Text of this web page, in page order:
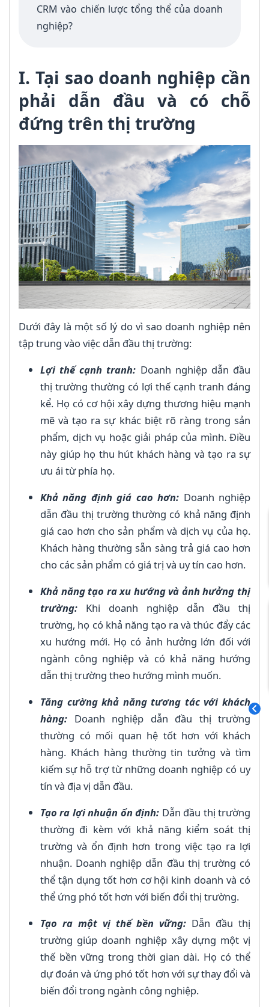
CRM vào chiến lược tổng thể của doanh
nghiệp?
I. Tại sao doanh nghiệp cần
phải dẫn đầu và có chỗ
đứng trên thị trường
Dưới đây là một số lý do vì sao doanh nghiệp nên
tập trung vào việc dẫn đầu thị trường:
Lợi thế cạnh tranh: Doanh nghiệp dẫn đầu
thị trường thường có lợi thế cạnh tranh đáng
kể. Họ có cơ hội xây dựng thương hiệu mạnh
mẽ và tạo ra sự khác biệt rõ ràng trong sản
phẩm, dịch vụ hoặc giải pháp của mình. Điều
này giúp họ thu hút khách hàng và tạo ra sự
ưu ái từ phía họ.
Khả năng định giá cao hơn: Doanh nghiệp
dẫn đầu thị trường thường có khả năng định
giá cao hơn cho sản phẩm và dịch vụ của họ.
Khách hàng thường sẵn sàng trả giá cao hơn
cho các sản phẩm có giá trị và uy tín cao hơn.
Khả năng tạo ra xu hướng và ảnh hưởng thị
trường: Khi doanh nghiệp dẫn đầu thị
trường, họ có khả năng tạo ra và thúc đẩy các
xu hướng mới. Họ có ảnh hưởng lớn đối với
ngành công nghiệp và có khả năng hướng
dẫn thị trường theo hướng mình muốn.
Tăng cường khả năng tương tác với khách
hàng: Doanh nghiệp dẫn đầu thị trường
thường có mối quan hệ tốt hơn với khách
hàng. Khách hàng thường tin tưởng và tìm
kiếm sự hỗ trợ từ những doanh nghiệp có uy
tín và địa vị dẫn đầu.
Tạo ra lợi nhuận ổn định: Dẫn đầu thị trường
thường đi kèm với khả năng kiểm soát thị
trường và ổn định hơn trong việc tạo ra lợi
nhuận. Doanh nghiệp dẫn đầu thị trường có
thể tận dụng tốt hơn cơ hội kinh doanh và có
thể ứng phó tốt hơn với biến đổi thị trường.
Tạo ra một vị thế bền vững: Dẫn đầu thị
trường giúp doanh nghiệp xây dựng một vị
thế bền vững trong thời gian dài. Họ có thể
dự đoán và ứng phó tốt hơn với sự thay đổi và
biến đổi trong ngành công nghiệp.